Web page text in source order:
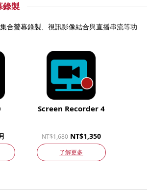
錄製
合螢幕錄製、視訊影像結合與直播串流等功
Screen Recorder 4
NT$1,680 NT$1,350
了解更多